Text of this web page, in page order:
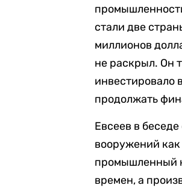
стали две
миллионов
не раскрыл. Он
инвестировало
продолжать
Евсеев в
вооружений
промышленный
времен, а